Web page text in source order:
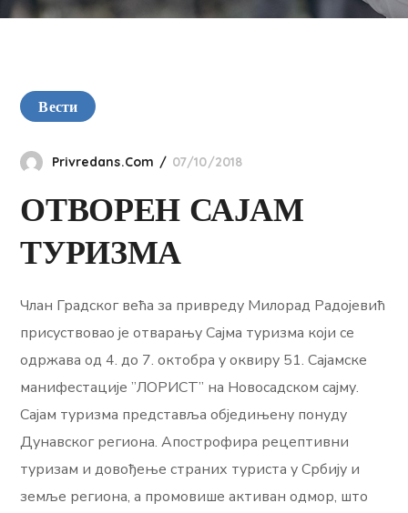
Вести
Privredans.com 07/10/2018
ОТВОРЕН САЈАМ
ТУРИЗМА
Члан Градског већа за привреду Милорад Радојевић
присуствовао је отварању Сајма туризма који се
одржава од 4. до 7. октобра у оквиру 51. Сајамске
манифестације ”ЛОРИСТ” на Новосадском сајму.
Сајам туризма представља обједињену понуду
Дунавског региона. Апострофира рецептивни
туризам и довођење страних туриста у Србију и
земље региона, а промовише активан одмор, што